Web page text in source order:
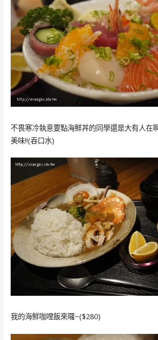
不畏寒冷執意要點海鮮丼的同學還是大有人在
美味!!(吞口水)
我的海鮮咖哩飯來囉~($280)